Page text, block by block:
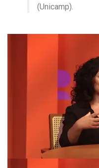
(Unicamp).